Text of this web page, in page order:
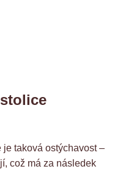
taková ostýchavost –
což má za následek